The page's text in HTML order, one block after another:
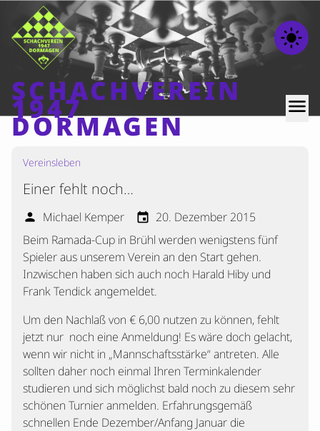
light_mode
SCHACHVEREIN
1947
DORMAGEN
menu
Home
Beiträge
Mannschaften
Ranglisten
Termine
Verschiedenes
Kontakt
Vereinsleben
Einer fehlt noch…
person Michael Kemper event 20. Dezember 2015
Beim Ramada-Cup in Brühl werden wenigstens fünf
Spieler aus unserem Verein an den Start gehen.
Inzwischen haben sich auch noch Harald Hiby und
Frank Tendick angemeldet.
Um den Nachlaß von € 6,00 nutzen zu können, fehlt
jetzt nur noch eine Anmeldung! Es wäre doch gelacht,
wenn wir nicht in „Mannschaftsstärke“ antreten. Alle
sollten daher noch einmal Ihren Terminkalender
studieren und sich möglichst bald noch zu diesem sehr
schönen Turnier anmelden. Erfahrungsgemäß
schnellen Ende Dezember/Anfang Januar die